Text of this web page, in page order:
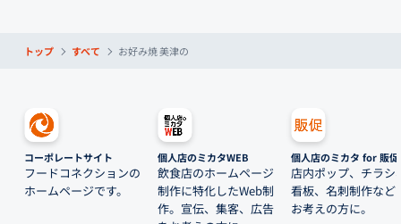
トップ すべて お好み焼 美津の
コーポレートサイト
フードコネクションの
ホームページです。
個人店のミカタWEB
飲食店のホームページ
制作に特化したWeb制
作。宣伝、集客、広告
個人店のミカタ for 販促
店内ポップ、チラシ
看板、名刺制作など
お考えの方に。